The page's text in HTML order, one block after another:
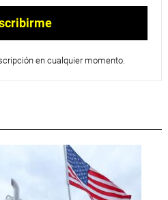
en cualquier momento.